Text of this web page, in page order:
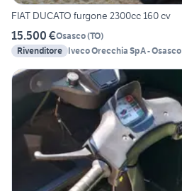
FIAT DUCATO furgone 2300cc 160 cv
15.500 €Osasco(TO)
Rivenditore Iveco Orecchia SpA - Osasco